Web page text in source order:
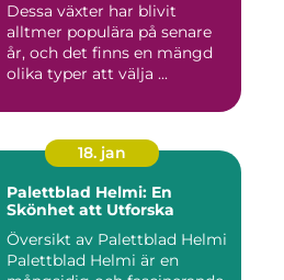
inomhusmiljöer
Dessa växter har blivit
alltmer populära på senare
år, och det finns en mängd
olika typer att välja ...
18. jan
Palettblad Helmi: En
Skönhet att Utforska
Översikt av Palettblad Helmi
Palettblad Helmi är en